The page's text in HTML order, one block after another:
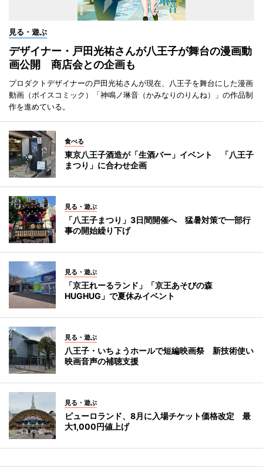
見る・遊ぶ
デザイナー・戸田光祐さんが八王子が舞台の漫画動
画公開 商店会との企画も
プロダクトデザイナーの戸田光祐さんが現在、八王子を舞台にした漫画
動画（ボイスコミック）「神鳴ノ琳音（かみなりのりんね）」の作品制
作を進めている。
食べる
東京八王子酒造が「生酒バー」イベント 「八王子
まつり」に合わせ企画
見る・遊ぶ
「八王子まつり」3日間開催へ 猛暑対策で一部行
事の開始繰り下げ
見る・遊ぶ
「京王れーるランド」「京王あそびの森
HUGHUG」で夏休みイベント
見る・遊ぶ
八王子・いちょうホールで短編映画祭 新技術使い
映画音声の補聴支援
見る・遊ぶ
ピューロランド、8月に入場チケット価格改定 最
大1,000円値上げ